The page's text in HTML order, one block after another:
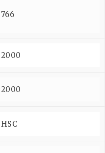
766
2000
2000
HSC